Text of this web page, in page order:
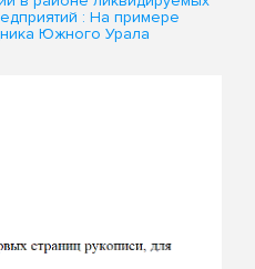
: На примере
Южного Урала